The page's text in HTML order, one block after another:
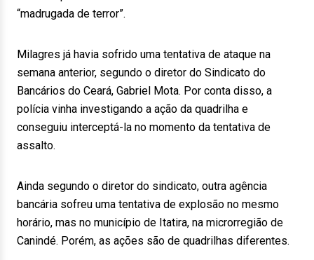
“madrugada de terror”.
Milagres já havia sofrido uma tentativa de ataque na
semana anterior, segundo o diretor do Sindicato do
Bancários do Ceará, Gabriel Mota. Por conta disso, a
polícia vinha investigando a ação da quadrilha e
conseguiu interceptá-la no momento da tentativa de
assalto.
Ainda segundo o diretor do sindicato, outra agência
bancária sofreu uma tentativa de explosão no mesmo
horário, mas no município de Itatira, na microrregião de
Canindé. Porém, as ações são de quadrilhas diferentes.